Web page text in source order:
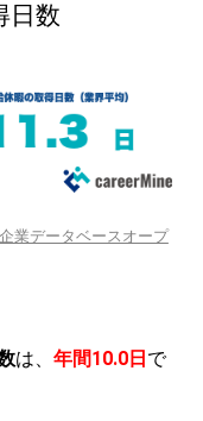
日数
業データベースオープ
は、 年間10.0日で